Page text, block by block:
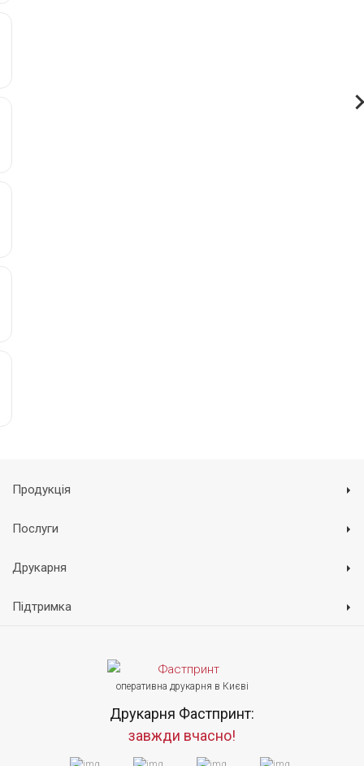
Продукція
Послуги
Друкарня
Підтримка
оперативна друкарня в Києві
Друкарня Фастпринт:
завжди вчасно!